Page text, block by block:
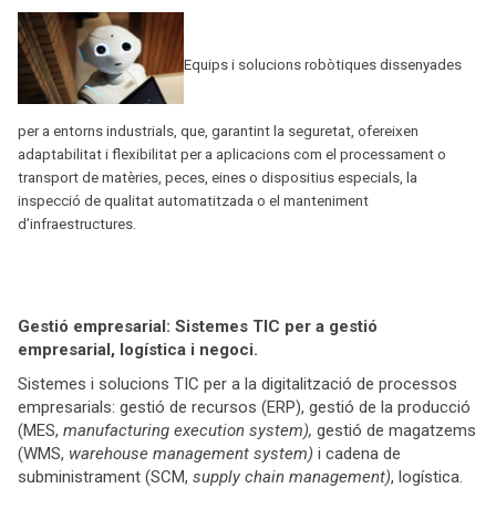
Equips i solucions robòtiques dissenyades
per a entorns industrials, que, garantint la seguretat, ofereixen
adaptabilitat i flexibilitat per a aplicacions com el processament o
transport de matèries, peces, eines o dispositius especials, la
inspecció de qualitat automatitzada o el manteniment
d’infraestructures.
Gestió empresarial: Sistemes TIC per a gestió
empresarial, logística i negoci.
Sistemes i solucions TIC per a la digitalització de processos
empresarials: gestió de recursos (ERP), gestió de la producció
(MES, manufacturing execution system), gestió de magatzems
(WMS, warehouse management system) i cadena de
subministrament (SCM, supply chain management), logística.